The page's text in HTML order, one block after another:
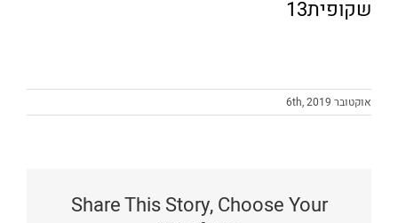
שקופית13
אוקטובר 6th, 2019
Share This Story, Choose Your